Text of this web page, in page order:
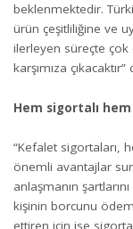
beklenmektedir.
ürün çeşitliliğine ve
ilerleyen süreçte
karşımıza çıkacaktır”
Hem sigortalı
“Kefalet sigortaları,
önemli avantajlar
anlaşmanın
kişinin borcunu
ettiren için ise